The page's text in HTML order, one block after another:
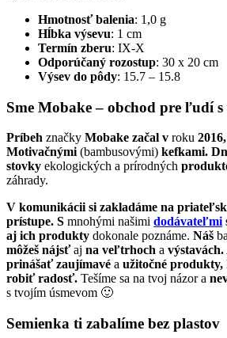
Hmotnosť balenia: 1,0 g
Hĺbka výsevu: 1 cm
Termín zberu: IX-X
Odporúčaný rozostup: 30 x 20 cm
Výsev do pôdy: 15.7 – 15.8
Sme Mobake – obchod pre ľudí
Príbeh značky Mobake začal v roku 2016,
Motivačnými (bambusovými) kefkami.
stovky ekologických a prírodných
záhrady.
V komunikácii si zakladáme na
prístupe. S mnohými našimi dodávateľmi
aj ich produkty dokonale poznáme. Náš
môžeš nájsťaj na veľtrhoch a výstavách.
prinášaťzaujímavé a užitočné produkty,
robiť radosť. Tešíme sa na tvoj názor a
s tvojím úsmevom 🙂
Semienka ti zabalíme bez plastov